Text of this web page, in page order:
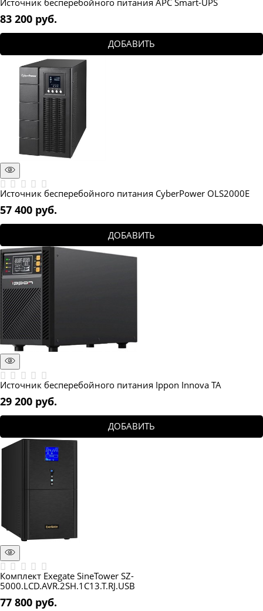
83 200 руб.
ДОБАВИТЬ
Источник бесперебойного питания CyberPower OLS2000E
57 400 руб.
ДОБАВИТЬ
Источник бесперебойного питания Ippon Innova TA
29 200 руб.
ДОБАВИТЬ
Комплект Exegate SineTower SZ-
5000.LCD.AVR.2SH.1C13.T.RJ.USB
77 800 руб.